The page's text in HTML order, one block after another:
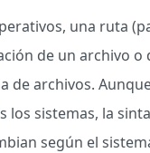
una ruta
de un archivo o
de archivos.
los sistemas, la
según el